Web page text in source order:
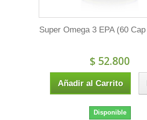
Super Omega 3 EPA (60
$ 52.800
Añadir al Carrito
Disponible